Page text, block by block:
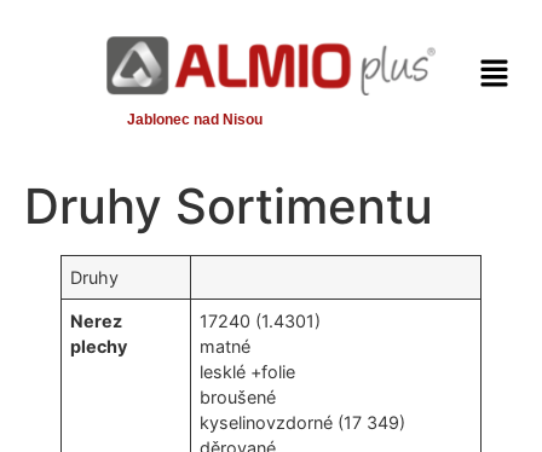
Jablonec nad Nisou
Druhy Sortimentu
Druhy
Nerez
plechy
17240 (1.4301)
matné
lesklé +folie
broušené
kyselinovzdorné (17 349)
děrované